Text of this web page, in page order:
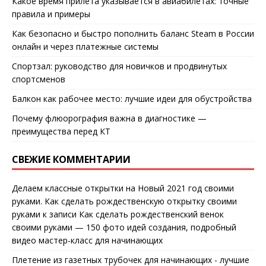
правила и примеры
Как безопасно и быстро пополнить баланс Steam в России
онлайн и через платежные системы
Спортзал: руководство для новичков и продвинутых
спортсменов
Балкон как рабочее место: лучшие идеи для обустройства
Почему флюорография важна в диагностике —
преимущества перед КТ
СВЕЖИЕ КОММЕНТАРИИ
Делаем классные открытки на Новый 2021 год своими
руками. Как сделать рождественскую открытку своими
руками к записи Как сделать рождественский венок
своими руками — 150 фото идей создания, подробный
видео мастер-класс для начинающих
Плетение из газетных трубочек для начинающих - лучшие